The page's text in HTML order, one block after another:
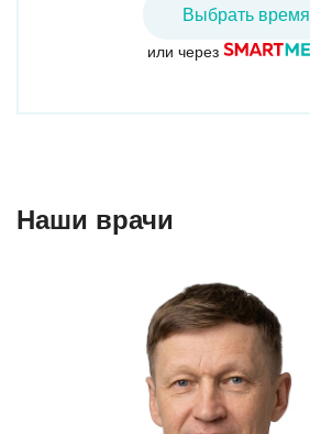
Выбрать время
или через
Наши врачи